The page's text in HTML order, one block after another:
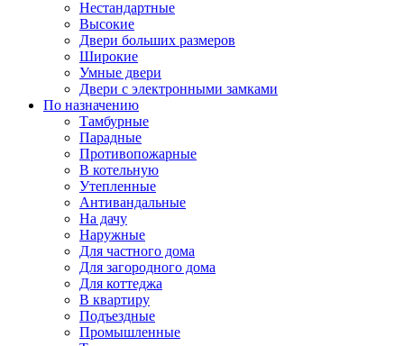
Нестандартные
Высокие
Двери больших размеров
Широкие
Умные двери
Двери с электронными замками
По назначению
Тамбурные
Парадные
Противопожарные
В котельную
Утепленные
Антивандальные
На дачу
Наружные
Для частного дома
Для загородного дома
Для коттеджа
В квартиру
Подъездные
Промышленные